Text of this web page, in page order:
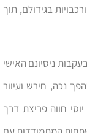
בגידולם, תוך
שלווה: שלוה החלה את דרכה בשנת 1990 בעקבות ניסיונם האישי
נכה, חירש ועיוור
חווה פריצת דרך